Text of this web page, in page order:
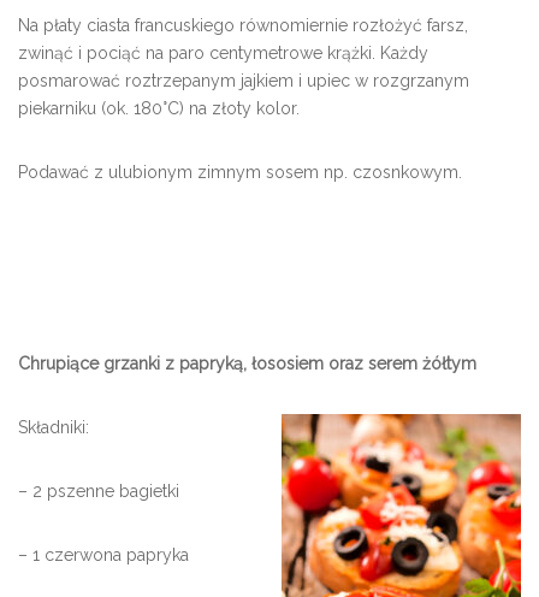
Na płaty ciasta francuskiego równomiernie rozłożyć farsz,
zwinąć i pociąć na paro centymetrowe krążki. Każdy
posmarować roztrzepanym jajkiem i upiec w rozgrzanym
piekarniku (ok. 180°C) na złoty kolor.
Podawać z ulubionym zimnym sosem np. czosnkowym.
Chrupiące grzanki z papryką, łososiem oraz serem żółtym
Składniki:
– 2 pszenne bagietki
– 1 czerwona papryka